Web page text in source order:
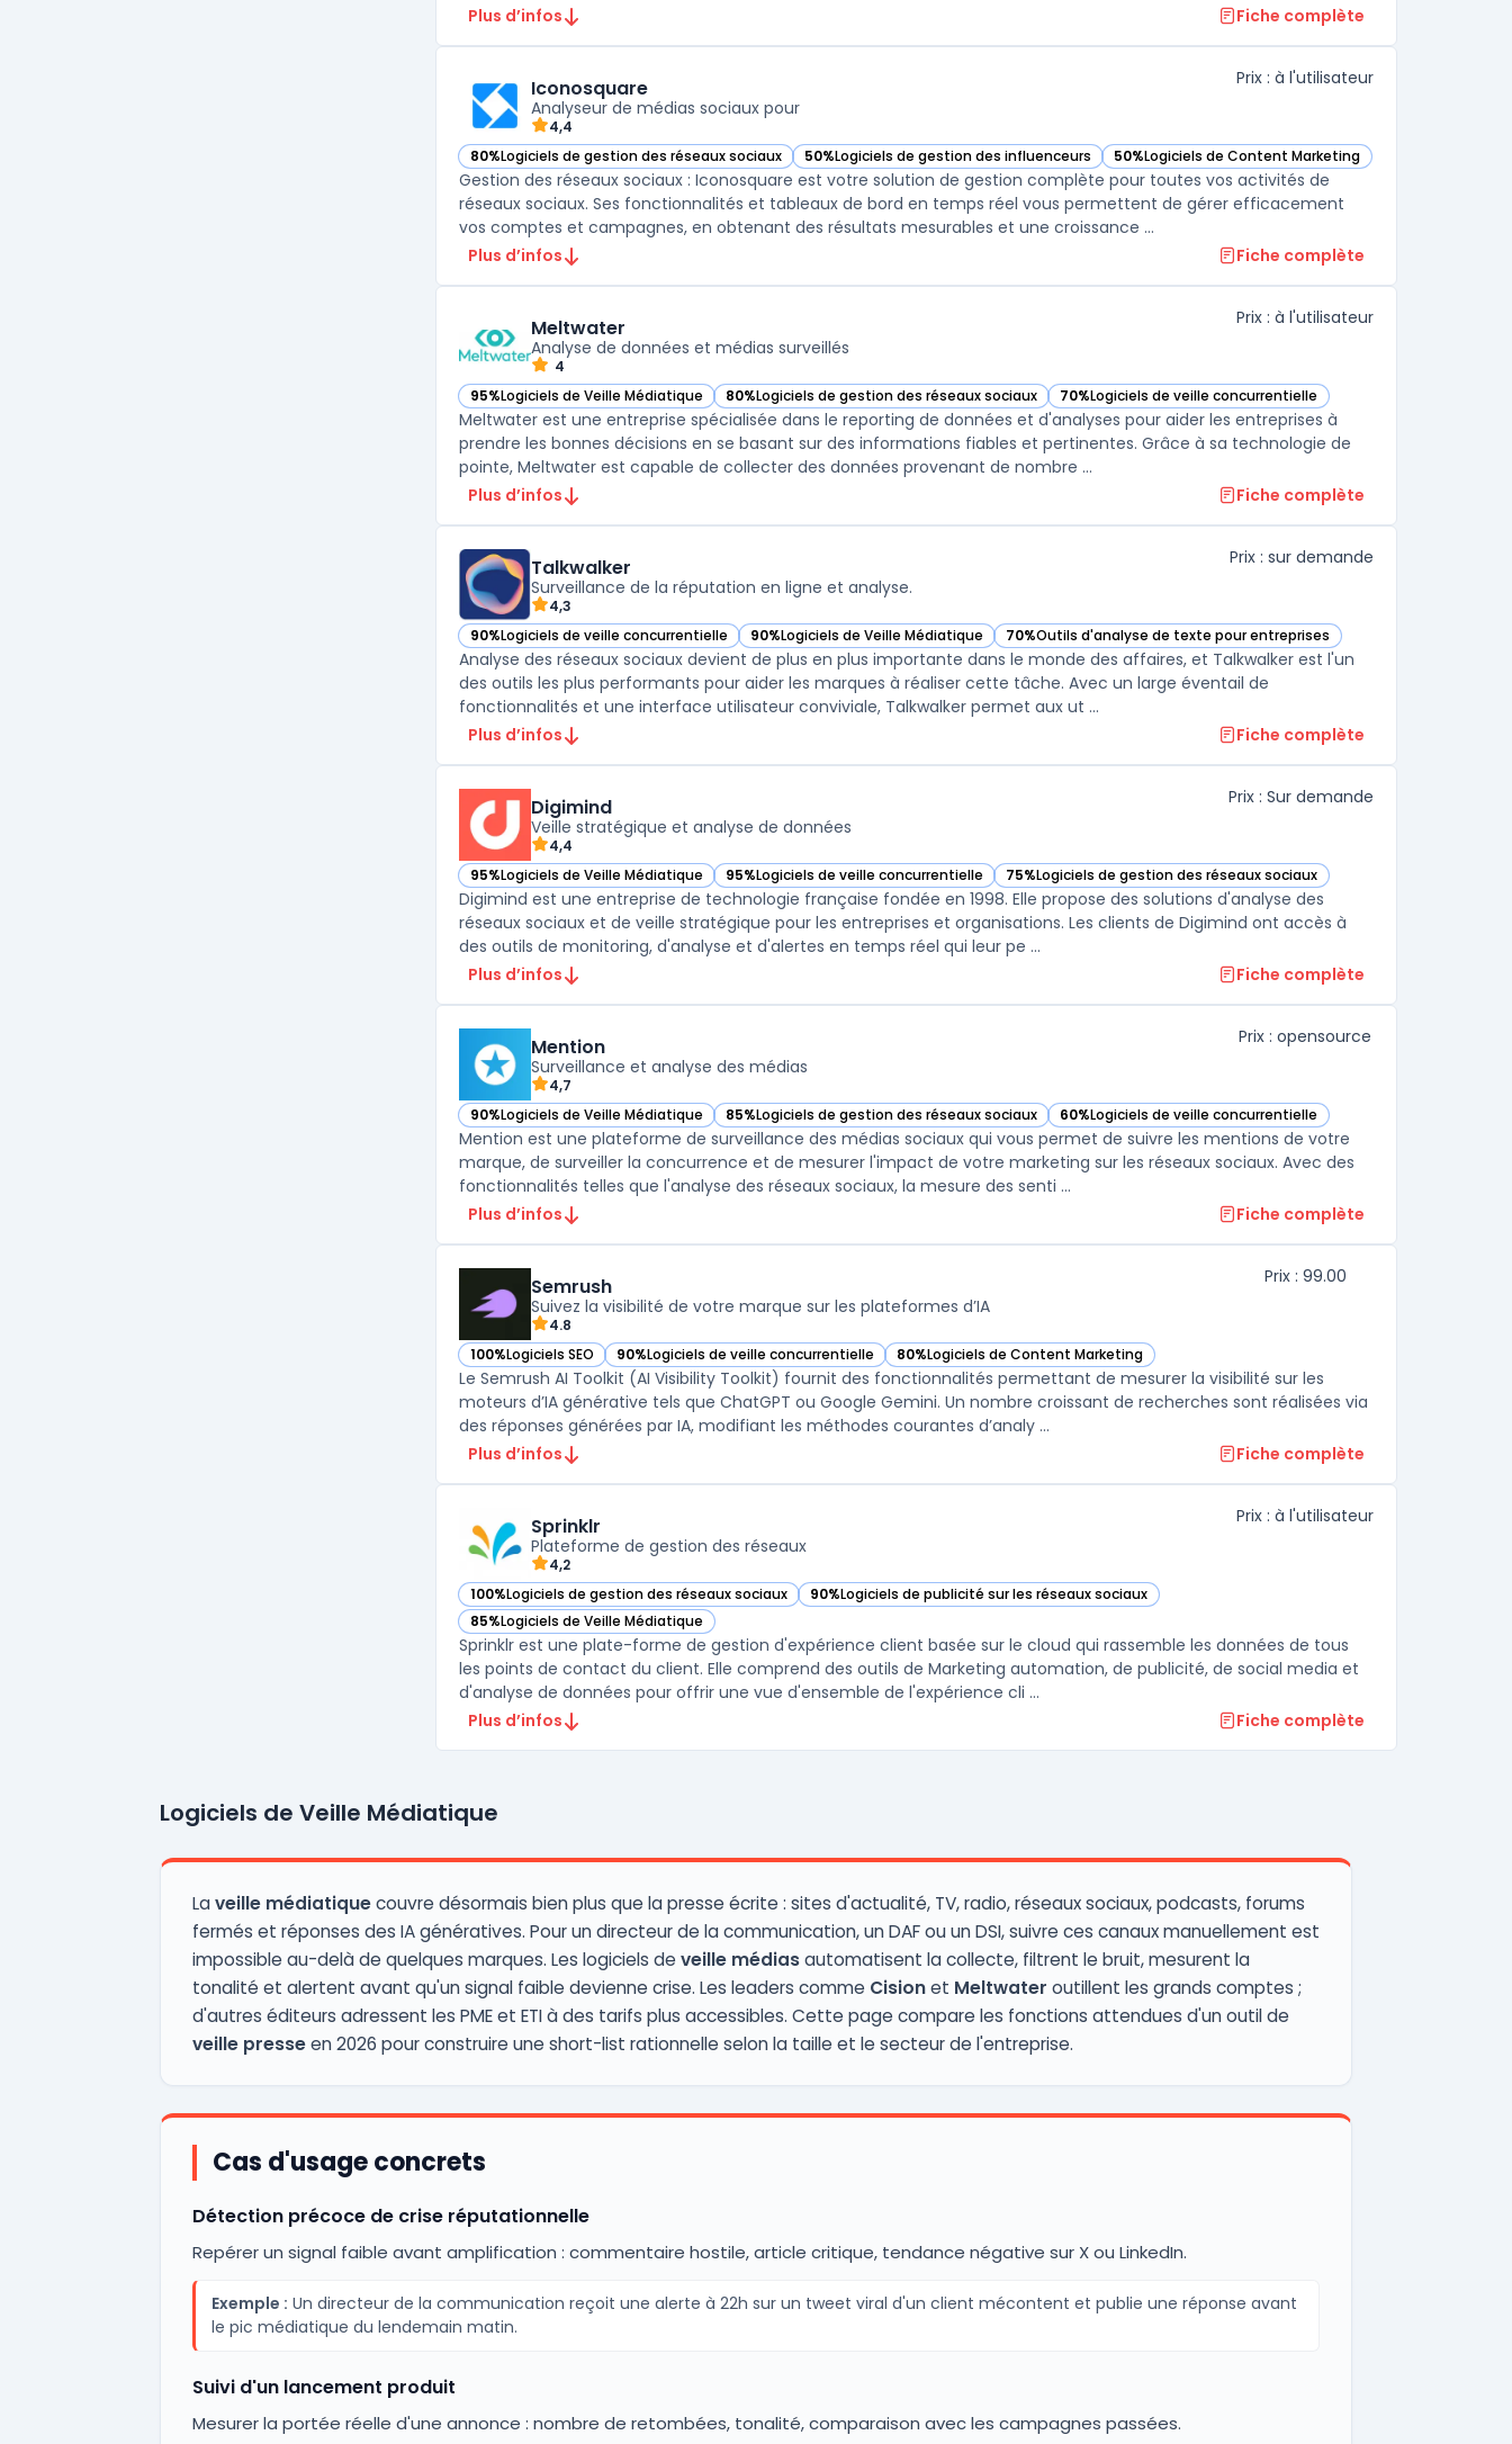
Plus d’infos
Fiche complète
Iconosquare
Analyseur de médias sociaux pour
4,4
Prix : à l'utilisateur
80%Logiciels de gestion des réseaux sociaux
— voir Iconosquare dans cette catégorie 50%Logiciels de gestion des influenceurs
— voir Iconosquare dans cette catégorie 50%Logiciels de Content Marketing
— voir Iconosquare dans cette catégorie
Gestion des réseaux sociaux : Iconosquare est votre solution de gestion complète pour toutes vos activités de
réseaux sociaux. Ses fonctionnalités et tableaux de bord en temps réel vous permettent de gérer efficacement
vos comptes et campagnes, en obtenant des résultats mesurables et une croissance ...
Plus d’infos
Fiche complète
Meltwater
Analyse de données et médias surveillés
4
Prix : à l'utilisateur
95%Logiciels de Veille Médiatique
— voir Meltwater dans cette catégorie80%Logiciels de gestion des réseaux sociaux
— voir Meltwater dans cette catégorie 70%Logiciels de veille concurrentielle
— voir Meltwater dans cette catégorie
Meltwater est une entreprise spécialisée dans le reporting de données et d'analyses pour aider les entreprises à
prendre les bonnes décisions en se basant sur des informations fiables et pertinentes. Grâce à sa technologie de
pointe, Meltwater est capable de collecter des données provenant de nombre ...
Plus d’infos
Fiche complète
Talkwalker
Surveillance de la réputation en ligne et analyse.
4,3
Prix : sur demande
90%Logiciels de veille concurrentielle
— voir Talkwalker dans cette catégorie 90%Logiciels de Veille Médiatique
— voir Talkwalker dans cette catégorie70%Outils d'analyse de texte pour entreprises
— voir Talkwalker dans cette catégorie
Analyse des réseaux sociaux devient de plus en plus importante dans le monde des affaires, et Talkwalker est l'un
des outils les plus performants pour aider les marques à réaliser cette tâche. Avec un large éventail de
fonctionnalités et une interface utilisateur conviviale, Talkwalker permet aux ut ...
Plus d’infos
Fiche complète
Digimind
Veille stratégique et analyse de données
4,4
Prix : Sur demande
95%Logiciels de Veille Médiatique
— voir Digimind dans cette catégorie95%Logiciels de veille concurrentielle
— voir Digimind dans cette catégorie 75%Logiciels de gestion des réseaux sociaux
— voir Digimind dans cette catégorie
Digimind est une entreprise de technologie française fondée en 1998. Elle propose des solutions d'analyse des
réseaux sociaux et de veille stratégique pour les entreprises et organisations. Les clients de Digimind ont accès à
des outils de monitoring, d'analyse et d'alertes en temps réel qui leur pe ...
Plus d’infos
Fiche complète
Mention
Surveillance et analyse des médias
4,7
Prix : opensource
90%Logiciels de Veille Médiatique
— voir Mention dans cette catégorie 85%Logiciels de gestion des réseaux sociaux
— voir Mention dans cette catégorie 60%Logiciels de veille concurrentielle
— voir Mention dans cette catégorie
Mention est une plateforme de surveillance des médias sociaux qui vous permet de suivre les mentions de votre
marque, de surveiller la concurrence et de mesurer l'impact de votre marketing sur les réseaux sociaux. Avec des
fonctionnalités telles que l'analyse des réseaux sociaux, la mesure des senti ...
Plus d’infos
Fiche complète
Semrush
Suivez la visibilité de votre marque sur les plateformes d’IA
4.8
Prix : 99.00
100%Logiciels SEO
— voir Semrush dans cette catégorie
90%Logiciels de veille concurrentielle
— voir Semrush dans cette catégorie 80%Logiciels de Content Marketing
— voir Semrush dans cette catégorie
Le Semrush AI Toolkit (AI Visibility Toolkit) fournit des fonctionnalités permettant de mesurer la visibilité sur les
moteurs d’IA générative tels que ChatGPT ou Google Gemini. Un nombre croissant de recherches sont réalisées via
des réponses générées par IA, modifiant les méthodes courantes d’analy ...
Plus d’infos
Fiche complète
Sprinklr
Plateforme de gestion des réseaux
4,2
Prix : à l'utilisateur
100%Logiciels de gestion des réseaux sociaux
— voir Sprinklr dans cette catégorie 90%Logiciels de publicité sur les réseaux sociaux
— voir Sprinklr dans cette catégorie
85%Logiciels de Veille Médiatique
— voir Sprinklr dans cette catégorie
Sprinklr est une plate-forme de gestion d'expérience client basée sur le cloud qui rassemble les données de tous
les points de contact du client. Elle comprend des outils de Marketing automation, de publicité, de social media et
d'analyse de données pour offrir une vue d'ensemble de l'expérience cli ...
Plus d’infos
Fiche complète
Logiciels de Veille Médiatique
Laveille médiatiquecouvre désormais bien plus que la presse écrite : sites d'actualité, TV, radio, réseaux sociaux, podcasts, forums
fermés et réponses des IA génératives. Pour un directeur de la communication, un DAF ou un DSI, suivre ces canaux manuellement est
impossible au-delà de quelques marques. Les logiciels de veille médiasautomatisent la collecte, filtrent le bruit, mesurent la
tonalité et alertent avant qu'un signal faible devienne crise. Les leaders comme Cisionet Meltwater outillent les grands comptes ;
d'autres éditeurs adressent les PME et ETI à des tarifs plus accessibles. Cette page compare les fonctions attendues d'un outil de
veille presseen 2026 pour construire une short-list rationnelle selon la taille et le secteur de l'entreprise.
Cas d'usage concrets
Détection précoce de crise réputationnelle
Repérer un signal faible avant amplification : commentaire hostile, article critique, tendance négative sur X ou LinkedIn.
Exemple : Un directeur de la communication reçoit une alerte à 22h sur un tweet viral d'un client mécontent et publie une réponse avant
le pic médiatique du lendemain matin.
Suivi d'un lancement produit
Mesurer la portée réelle d'une annonce : nombre de retombées, tonalité, comparaison avec les campagnes passées.